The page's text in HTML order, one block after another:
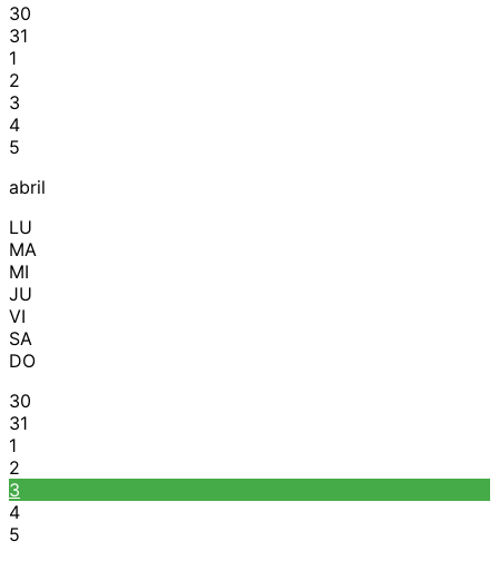
30
31
1
2
3
4
5
abril
LU
MA
MI
JU
VI
SA
DO
30
31
1
2
3
4
5